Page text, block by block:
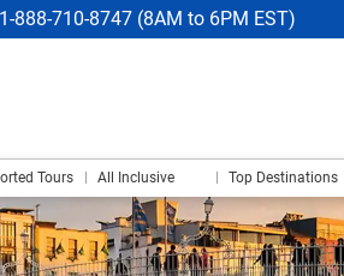
1-888-710-8747 (8AM to 6PM EST)
Tours All Inclusive Top Destinations